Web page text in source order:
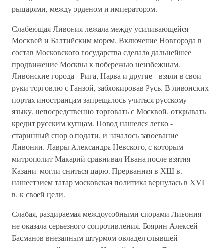
рыцарями, между орденом и императором.
Слабеющая Ливония лежала между усиливающейся
Москвой и Балтийским морем. Включение Новгорода в
состав Московского государства сделало дальнейшее
продвижение Москвы к побережью неизбежным.
Ливонские города - Рига, Нарва и другие - взяли в свои
руки торговлю с Ганзой, заблокировав Русь. В ливонских
портах иностранцам запрещалось учиться русскому
языку, непосредственно торговать с Москвой, открывать
кредит русским купцам. Повод нашелся легко -
старинный спор о подати, и началось завоевание
Ливонии. Лавры Александра Невского, с которым
митрополит Макарий сравнивал Ивана после взятия
Казани, могли сниться царю. Прерванная в ХШ в.
нашествием татар московская политика вернулась в XVI
в. к своей цели.
Слабая, раздираемая междоусобными спорами Ливония
не оказала серьезного сопротивления. Боярин Алексей
Басманов внезапным штурмом овладел слывшей